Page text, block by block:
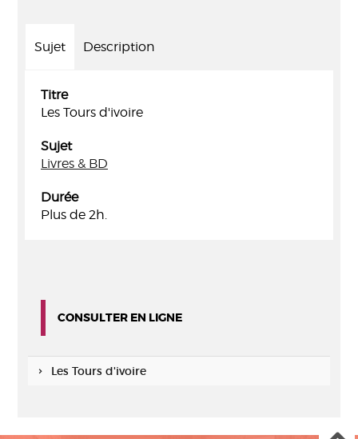
Sujet Description
Titre
Les Tours d'ivoire
Sujet
Livres & BD
Durée
Plus de 2h.
CONSULTER EN LIGNE
Les Tours d'ivoire